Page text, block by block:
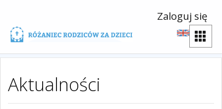
Zaloguj się
Aktualności